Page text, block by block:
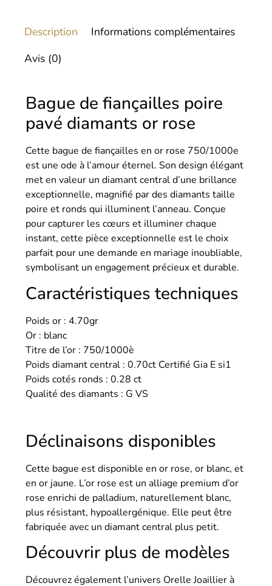
Description
Informations complémentaires
Avis (0)
Bague de fiançailles poire
pavé diamants or rose
Cette bague de fiançailles en or rose 750/1000e
est une ode à l’amour éternel. Son design élégant
met en valeur un diamant central d’une brillance
exceptionnelle, magnifié par des diamants taille
poire et ronds qui illuminent l’anneau. Conçue
pour capturer les cœurs et illuminer chaque
instant, cette pièce exceptionnelle est le choix
parfait pour une demande en mariage inoubliable,
symbolisant un engagement précieux et durable.
Caractéristiques techniques
Poids or : 4.70gr
Or : blanc
Titre de l’or : 750/1000è
Poids diamant central : 0.70ct Certifié Gia E si1
Poids cotés ronds : 0.28 ct
Qualité des diamants : G VS
Déclinaisons disponibles
Cette bague est disponible en or rose, or blanc, et
en or jaune. L’or rose est un alliage premium d’or
rose enrichi de palladium, naturellement blanc,
plus résistant, hypoallergénique. Elle peut être
fabriquée avec un diamant central plus petit.
Découvrir plus de modèles
Découvrez également l’univers Orelle Joaillier à